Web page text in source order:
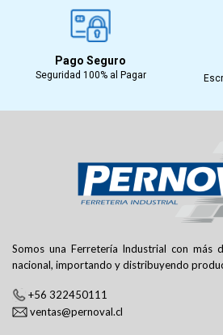
Pago Seguro
Seguridad 100% al Pagar
Somos una Ferretería Industrial con más
nacional, importando y distribuyendo
+56 322450111
ventas@pernoval.cl